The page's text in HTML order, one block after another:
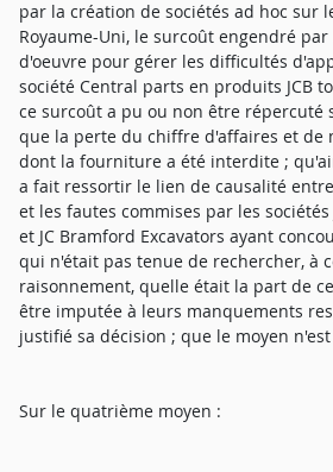
par la création de sociétés ad hoc sur
Royaume-Uni, le surcoût engendré
d'oeuvre pour gérer les difficultés
société Central parts en produits JCB
ce surcoût a pu ou non être répercuté
que la perte du chiffre d'affaires et de
dont la fourniture a été interdite ;
a fait ressortir le lien de causalité
et les fautes commises par les sociétés
et JC Bramford Excavators ayant
qui n'était pas tenue de rechercher, à
raisonnement, quelle était la part de
être imputée à leurs manquements
justifié sa décision ; que le moyen
Sur le quatrième moyen :